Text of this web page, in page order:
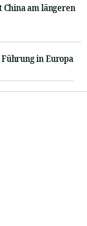
am längeren
in Europa